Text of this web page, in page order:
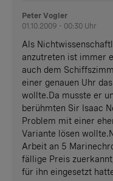
Peter Vogler
01.10.2009 - 00:30 Uhr
Als
anzutreten ist immer
auch dem
einer genauen Uhr
wollte.Da musste er
berühmten Sir Isaac
Problem mit einer
Variante lösen
Arbeit an 5
fällige Preis
für ihn eingesetzt